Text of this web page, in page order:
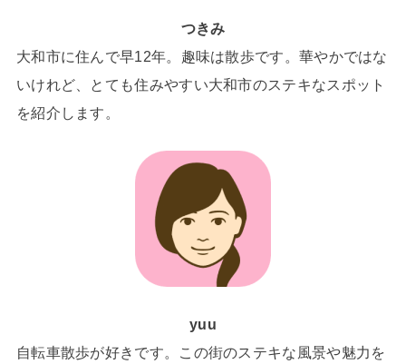
つきみ
大和市に住んで早12年。趣味は散歩です。華やかではな
いけれど、とても住みやすい大和市のステキなスポット
を紹介します。
yuu
自転車散歩が好きです。この街のステキな風景や魅力を